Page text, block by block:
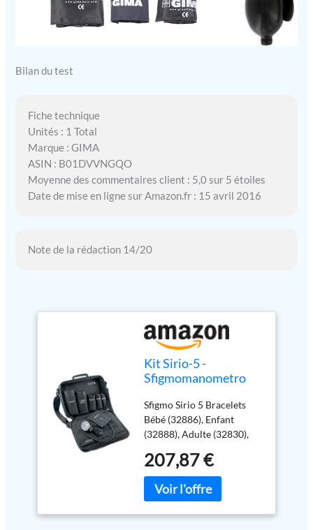
Bilan du test
Fiche technique
Unités : 1 Total
Marque : GIMA
ASIN : B01DVVNGQO
Moyenne des commentaires client : 5,0 sur 5 étoiles
Date de mise en ligne sur Amazon.fr : 15 avril 2016
Note de la rédaction 14/20
Kit Sirio-5 -
Sfigmomanometro
Diverse Dimensioni
Sfigmo Sirio 5 Bracelets
Bébé (32886), Enfant
(32888), Adulte (32830),
(32837) dans un sac en
nylon.
207,87 €